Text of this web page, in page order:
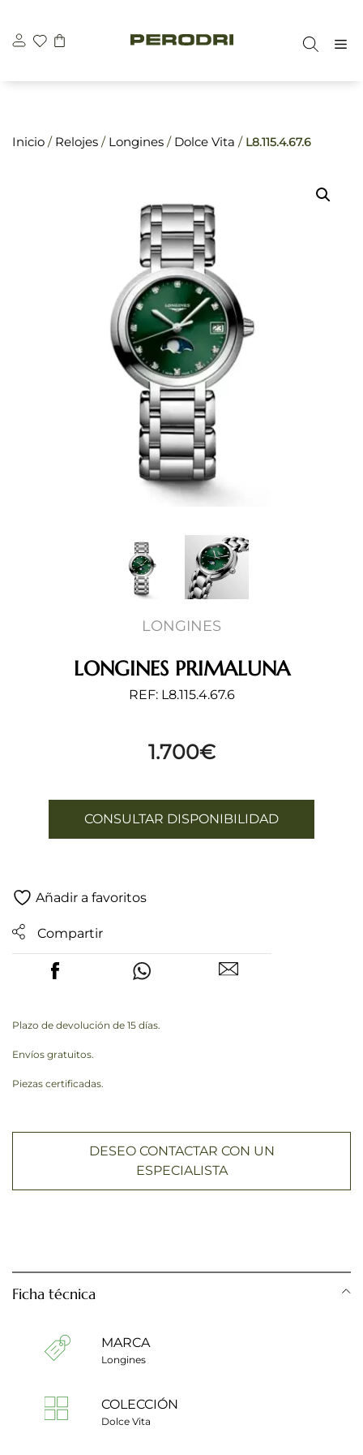
contenido
Inicio / Relojes / Longines / Dolce Vita / L8.115.4.67.6
LONGINES
LONGINES PRIMALUNA
REF: L8.115.4.67.6
1.700€
CONSULTAR DISPONIBILIDAD
Añadir a favoritos
Compartir
Plazo de devolución de 15 días.
Envíos gratuitos.
Piezas certificadas.
DESEO CONTACTAR CON UN
ESPECIALISTA
Ficha técnica
MARCA
Longines
COLECCIÓN
Dolce Vita